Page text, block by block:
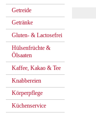
Getreide
Getränke
Gluten- & Lactosefrei
Hülsenfrüchte &
Ölsaaten
Kaffee, Kakao & Tee
Knabbereien
Körperpflege
Küchenservice